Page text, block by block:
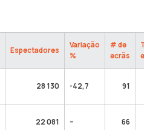
Espectadores
Variação
%
# de
ecrãs
28 130 -42,7 91
22 081 – 66